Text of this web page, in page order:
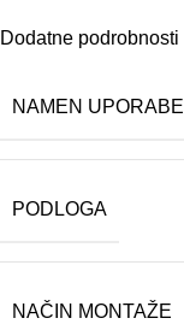
Dodatne podrobnosti
NAMEN UPORABE
PODLOGA
NAČIN MONTAŽE